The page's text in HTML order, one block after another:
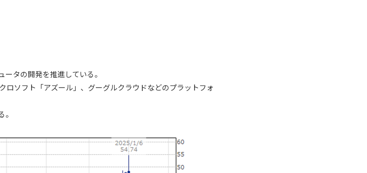
タの開発を推進している。
ロソフト「アズール」、グーグルクラウドなどのプラットフォ